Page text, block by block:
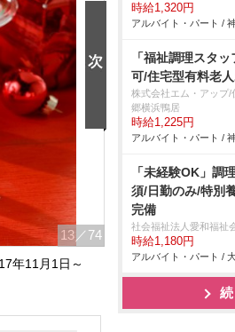
13 ／74
年11月1日～
時給1,320円
アルバイト・パート /
「福祉調理スタ
可/住宅型有料老
株式会社エム・アップ
郷横浜鴨居
時給1,225円
アルバイト・パート /
「未経験OK」調
須/日勤のみ/特別
完備
社会福祉法人愛和福祉
時給1,180円
アルバイト・パート /